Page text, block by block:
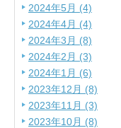
2024年5月 (4)
2024年4月 (4)
2024年3月 (8)
2024年2月 (3)
2024年1月 (6)
2023年12月 (8)
2023年11月 (3)
2023年10月 (8)